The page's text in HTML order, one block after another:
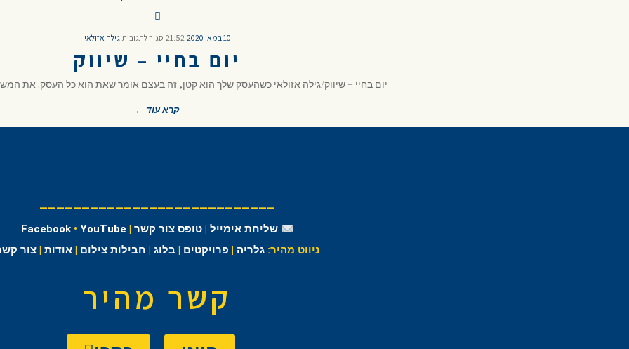
10 במאי 2020 21:52 סגור לתגובות גילה אזולאי
יום בחיי – שיווק
יום בחיי – שיווק/גילה אזולאי כשהעסק שלך הוא קטן, זה בעצם אומר שאת הוא כל העסק. את
קרא עוד ←
————————————————————————————
שליחת אימייל| טופס צור קשר|
Facebook •YouTube
ניווט מהיר:גלריה | פרויקטים | בלוג | חבילות צילום |אודות |צור
קשר מהיר